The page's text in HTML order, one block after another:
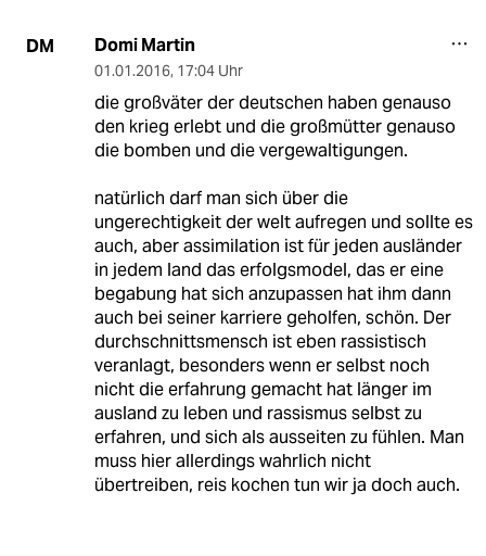
DM Domi Martin
01.01.2016, 17:04 Uhr
die großväter der deutschen haben genauso
den krieg erlebt und die großmütter genauso
die bomben und die vergewaltigungen.
natürlich darf man sich über die
ungerechtigkeit der welt aufregen und sollte es
auch, aber assimilation ist für jeden ausländer
in jedem land das erfolgsmodel, das er eine
begabung hat sich anzupassen hat ihm dann
auch bei seiner karriere geholfen, schön. Der
durchschnittsmensch ist eben rassistisch
veranlagt, besonders wenn er selbst noch
nicht die erfahrung gemacht hat länger im
ausland zu leben und rassismus selbst zu
erfahren, und sich als ausseiten zu fühlen. Man
muss hier allerdings wahrlich nicht
übertreiben, reis kochen tun wir ja doch auch.